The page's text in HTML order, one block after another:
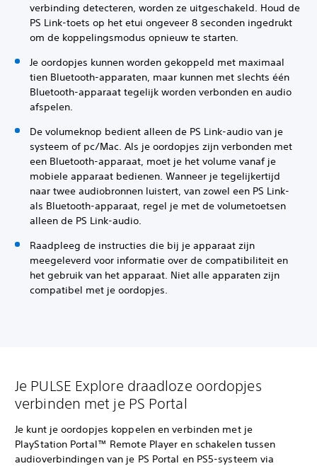
verbinding detecteren, worden ze uitgeschakeld. Houd de
PS Link-toets op het etui ongeveer 8 seconden ingedrukt
om de koppelingsmodus opnieuw te starten.
Je oordopjes kunnen worden gekoppeld met maximaal
tien Bluetooth-apparaten, maar kunnen met slechts één
Bluetooth-apparaat tegelijk worden verbonden en audio
afspelen.
De volumeknop bedient alleen de PS Link-audio van je
systeem of pc/Mac. Als je oordopjes zijn verbonden met
een Bluetooth-apparaat, moet je het volume vanaf je
mobiele apparaat bedienen. Wanneer je tegelijkertijd
naar twee audiobronnen luistert, van zowel een PS Link-
als Bluetooth-apparaat, regel je met de volumetoetsen
alleen de PS Link-audio.
Raadpleeg de instructies die bij je apparaat zijn
meegeleverd voor informatie over de compatibiliteit en
het gebruik van het apparaat. Niet alle apparaten zijn
compatibel met je oordopjes.
Je PULSE Explore draadloze oordopjes
verbinden met je PS Portal
Je kunt je oordopjes koppelen en verbinden met je
PlayStation Portal™ Remote Player en schakelen tussen
audioverbindingen van je PS Portal en PS5-systeem via